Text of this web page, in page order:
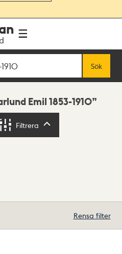
Sök
Emil 1853-1910
Filtrera
Rensa filter